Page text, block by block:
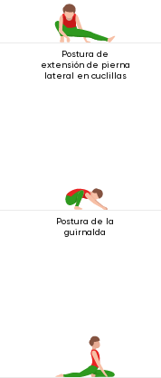
Postura de
extensión de pierna
lateral en cuclillas
Postura de la
guirnalda